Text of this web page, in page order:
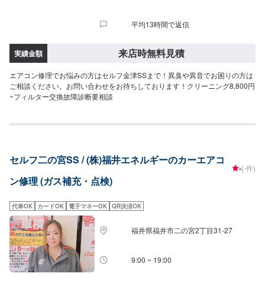
平均13時間で返信
実績金額 来店時無料見積
エアコン修理でお悩みの方はセルフ金津SSまで！異臭や異音でお困りの方は
ご相談ください。お問い合わせをお待ちしております！クリーニング8,800円
~フィルター交換故障診断要相談
セルフ二の宮SS / (株)福井エネルギーのカーエアコ
ン修理 (ガス補充・点検)
-(-件)
代車OK カードOK 電子マネーOK QR決済OK
福井県福井市二の宮2丁目31-27
9:00 ~ 19:00